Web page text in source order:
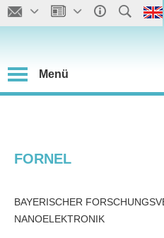
Menü
FORNEL
BAYERISCHER
NANOELEKTRONIK